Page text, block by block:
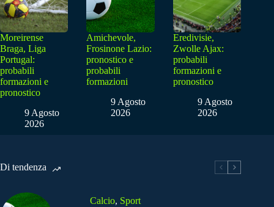
Moreirense
Braga, Liga
Portugal:
probabili
formazioni e
pronostico
9 Agosto
2026
Amichevole,
Frosinone Lazio:
pronostico e
probabili
formazioni
9 Agosto
2026
Eredivisie,
Zwolle Ajax:
probabili
formazioni e
pronostico
9 Agosto
2026
Di tendenza
Calcio, Sport